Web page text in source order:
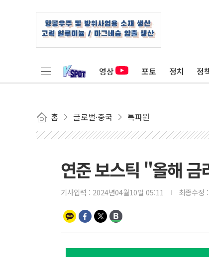
영상 포토 정치 정
홈 글로벌·중국 특파원
연준 보스틱 "올해 금
기사입력 : 2024년04월10일 05:11 최종수정 :